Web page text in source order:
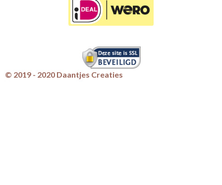
© 2019 - 2020 Daantjes Creaties